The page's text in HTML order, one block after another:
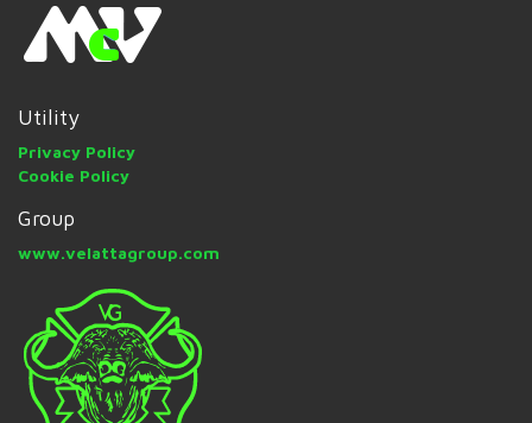
Utility
Privacy Policy
Cookie Policy
Group
www.velattagroup.com